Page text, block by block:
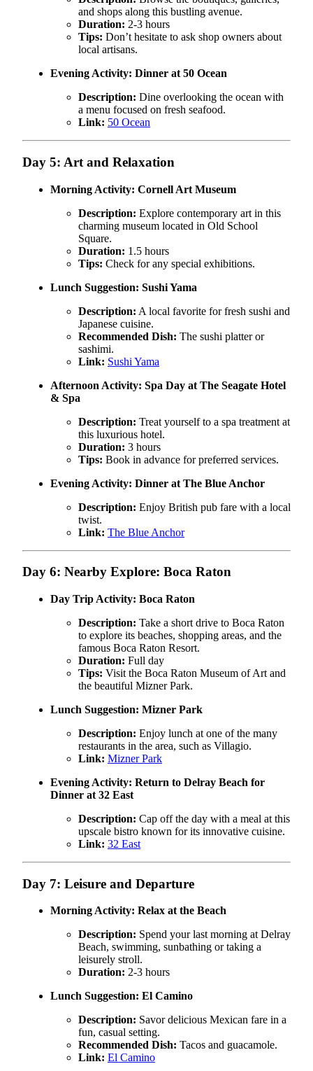
and shops along this bustling avenue.
Duration: 2-3 hours
Tips: Don’t hesitate to ask shop owners about
local artisans.
Evening Activity: Dinner at 50 Ocean
Description: Dine overlooking the ocean with
a menu focused on fresh seafood.
Link: 50 Ocean
Day 5: Art and Relaxation
Morning Activity: Cornell Art Museum
Description: Explore contemporary art in this
charming museum located in Old School
Square.
Duration: 1.5 hours
Tips: Check for any special exhibitions.
Lunch Suggestion: Sushi Yama
Description: A local favorite for fresh sushi and
Japanese cuisine.
Recommended Dish: The sushi platter or
sashimi.
Link: Sushi Yama
Afternoon Activity: Spa Day at The Seagate Hotel
& Spa
Description: Treat yourself to a spa treatment at
this luxurious hotel.
Duration: 3 hours
Tips: Book in advance for preferred services.
Evening Activity: Dinner at The Blue Anchor
Description: Enjoy British pub fare with a local
twist.
Link: The Blue Anchor
Day 6: Nearby Explore: Boca Raton
Day Trip Activity: Boca Raton
Description: Take a short drive to Boca Raton
to explore its beaches, shopping areas, and the
famous Boca Raton Resort.
Duration: Full day
Tips: Visit the Boca Raton Museum of Art and
the beautiful Mizner Park.
Lunch Suggestion: Mizner Park
Description: Enjoy lunch at one of the many
restaurants in the area, such as Villagio.
Link: Mizner Park
Evening Activity: Return to Delray Beach for
Dinner at 32 East
Description: Cap off the day with a meal at this
upscale bistro known for its innovative cuisine.
Link: 32 East
Day 7: Leisure and Departure
Morning Activity: Relax at the Beach
Description: Spend your last morning at Delray
Beach, swimming, sunbathing or taking a
leisurely stroll.
Duration: 2-3 hours
Lunch Suggestion: El Camino
Description: Savor delicious Mexican fare in a
fun, casual setting.
Recommended Dish: Tacos and guacamole.
Link: El Camino